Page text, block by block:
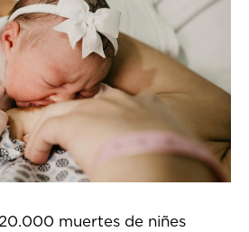
muertes de niñes